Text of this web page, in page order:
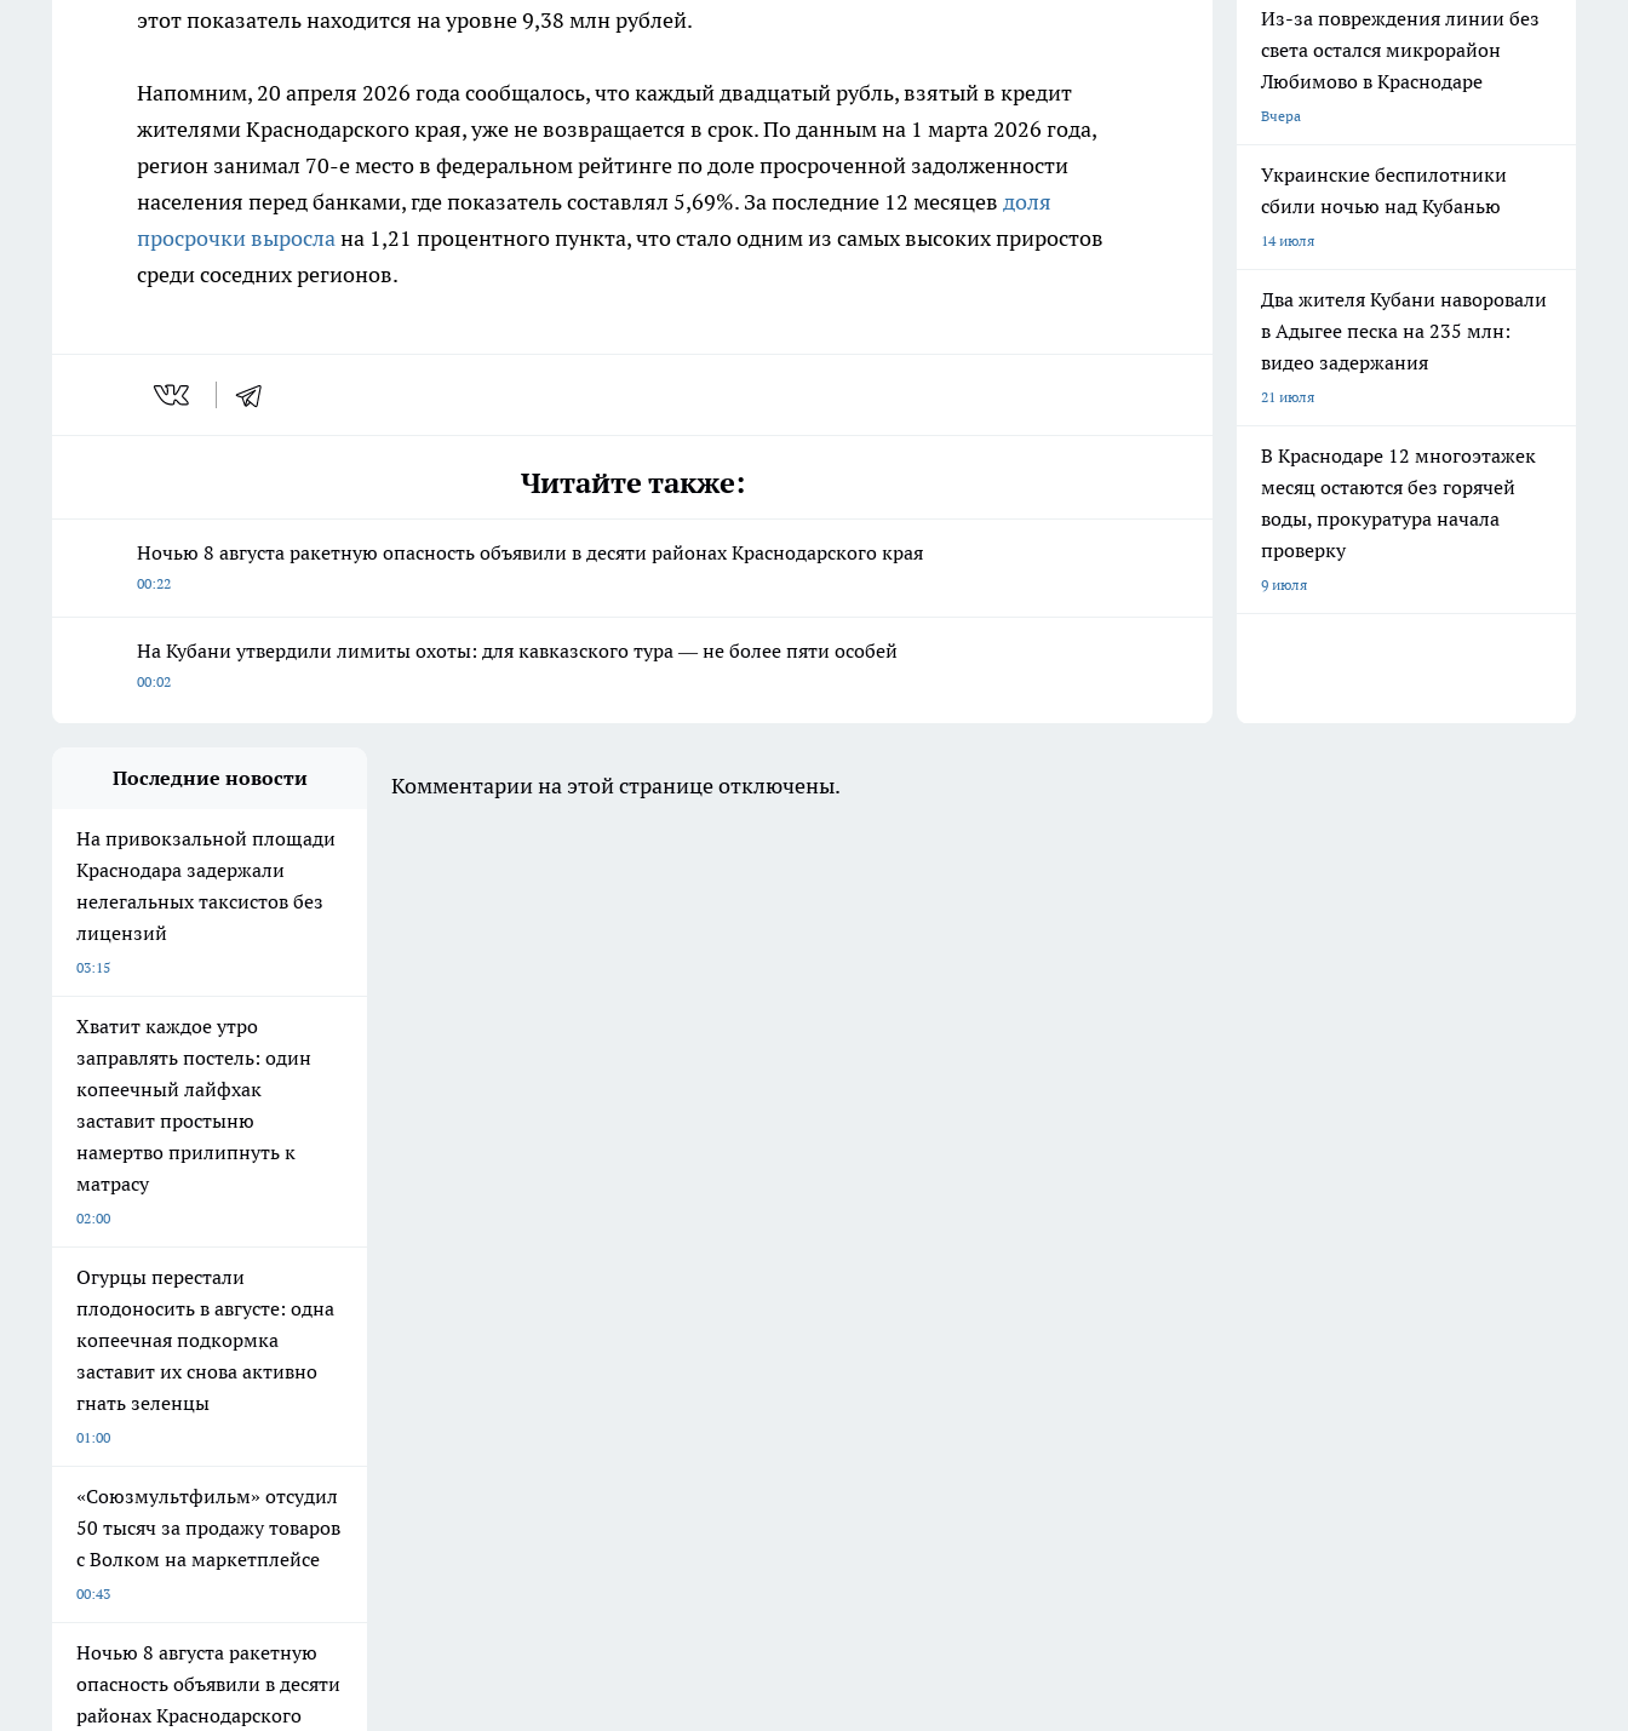
этот показатель находится на уровне 9,38 млн рублей.
Напомним, 20 апреля 2026 года сообщалось, что каждый двадцатый рубль, взятый в кредит
жителями Краснодарского края, уже не возвращается в срок. По данным на 1 марта 2026 года,
регион занимал 70-е место в федеральном рейтинге по доле просроченной задолженности
населения перед банками, где показатель составлял 5,69%. За последние 12 месяцев доля
просрочки вырослана 1,21 процентного пункта, что стало одним из самых высоких приростов
среди соседних регионов.
Читайте также:
Ночью 8 августа ракетную опасность объявили в десяти районах Краснодарского края
00:22
На Кубани утвердили лимиты охоты: для кавказского тура — не более пяти особей
00:02
Из-за повреждения линии без
света остался микрорайон
Любимово в Краснодаре
Вчера
Украинские беспилотники
сбили ночью над Кубанью
14 июля
Два жителя Кубани наворовали
в Адыгее песка на 235 млн:
видео задержания
21 июля
В Краснодаре 12 многоэтажек
месяц остаются без горячей
воды, прокуратура начала
проверку
9 июля
Последние новости
На привокзальной площади
Краснодара задержали
нелегальных таксистов без
лицензий
03:15
Хватит каждое утро
заправлять постель: один
копеечный лайфхак
заставит простыню
намертво прилипнуть к
матрасу
02:00
Огурцы перестали
плодоносить в августе: одна
копеечная подкормка
заставит их снова активно
гнать зеленцы
01:00
«Союзмультфильм» отсудил
50 тысяч за продажу товаров
с Волком на маркетплейсе
00:43
Ночью 8 августа ракетную
опасность объявили в десяти
районах Краснодарского
Комментарии на этой странице отключены.